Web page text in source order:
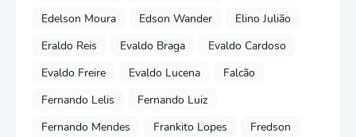
Edelson Moura
Edson Wander
Elino Julião
Eraldo Reis
Evaldo Braga
Evaldo Cardoso
Evaldo Freire
Evaldo Lucena
Falcão
Fernando Lelis
Fernando Luiz
Fernando Mendes
Frankito Lopes
Fredson